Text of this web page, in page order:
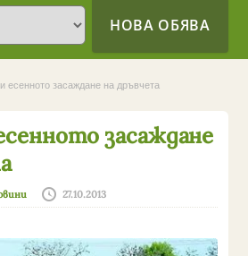
НОВА ОБЯВА
есенното засаждане на дръвчета
засаждане
27.10.2013